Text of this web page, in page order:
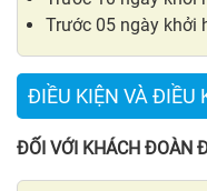
Trước 05 ngày khởi
ĐIỀU KIỆN VÀ ĐIỀU
ĐỐI VỚI KHÁCH ĐOÀN